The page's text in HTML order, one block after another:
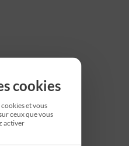
cookies
et vous
ceux que vous
activer